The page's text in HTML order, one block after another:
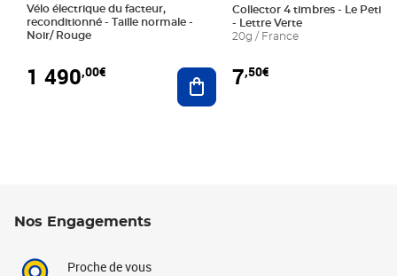
Vélo électrique du facteur,
reconditionné - Taille normale -
Noir/ Rouge
1 490,00€ Ajouter au panier
Collector 4 timbres - Le Petit
- Lettre Verte
20g / France
7,50€
Nos Engagements
Proche de vous